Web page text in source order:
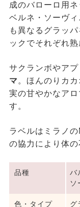
成のバローロ用
ベルネ・ソーヴ
も異なるグラッ
ックでそれぞれ熟
サクランボやア
マ 。ほんのりカ
実の甘やかなア
す。
ラベルはミラノ
の協力により体の
品種
バ
ソ
色・タイプ グ